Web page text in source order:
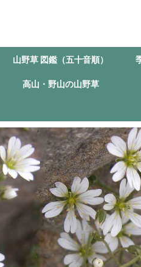
山野草 図鑑（五十音順）
高山・野山の山野草